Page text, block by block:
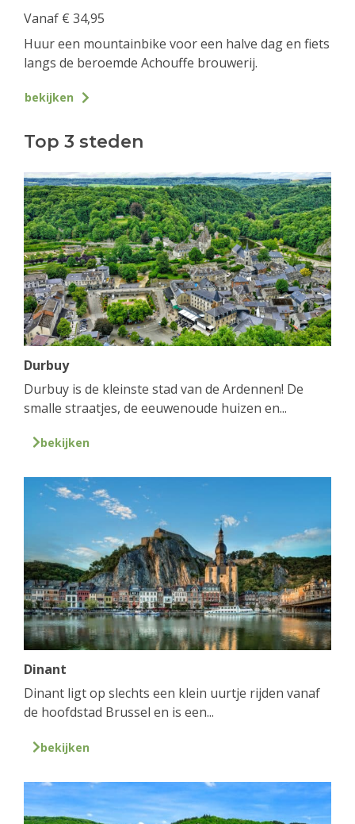
Vanaf € 34,95
Huur een mountainbike voor een halve dag en fiets
langs de beroemde Achouffe brouwerij.
bekijken
Top 3 steden
Durbuy
Durbuy is de kleinste stad van de Ardennen! De
smalle straatjes, de eeuwenoude huizen en...
bekijken
Dinant
Dinant ligt op slechts een klein uurtje rijden vanaf
de hoofdstad Brussel en is een...
bekijken